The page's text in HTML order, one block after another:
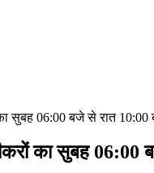
सुबह 06:00 बजे से रात 10:00
का सुबह 06:00